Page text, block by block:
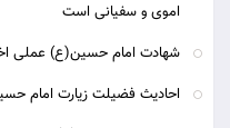
اموی و سفیانی است
شهادت امام حسین(ع) عملی
احادیث فضیلت زیارت امام